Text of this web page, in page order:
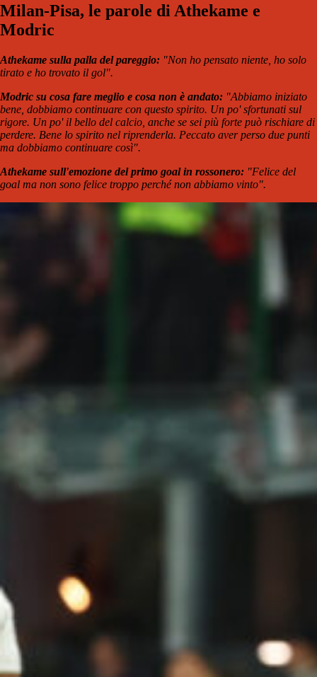
Milan-Pisa, le parole di Athekame e
Modric
Athekame sulla palla del pareggio: "Non ho pensato niente, ho solo
tirato e ho trovato il gol".
Modric su cosa fare meglio e cosa non è andato: "Abbiamo iniziato
bene, dobbiamo continuare con questo spirito. Un po' sfortunati sul
rigore. Un po' il bello del calcio, anche se sei più forte può rischiare di
perdere. Bene lo spirito nel riprenderla. Peccato aver perso due punti
ma dobbiamo continuare così".
Athekame sull'emozione del primo goal in rossonero: "Felice del
goal ma non sono felice troppo perché non abbiamo vinto".